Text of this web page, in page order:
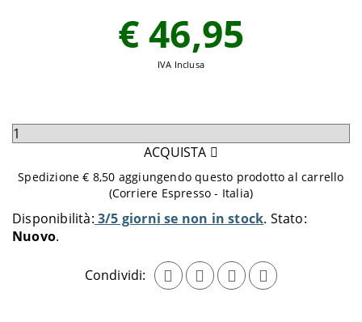
Disponibilità: 3/5 giorni se non in stock Stato:
Nuovo
Condividi:
€ 46,95
IVA Inclusa
Seleziona
aggiungere
carrello
ACQUISTA
Spedizione € 8,50 aggiungendo questo prodotto al carrello
(Corriere Espresso - Italia)